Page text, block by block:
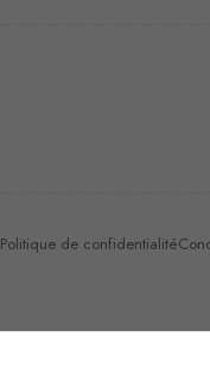
Politique de confidentialité